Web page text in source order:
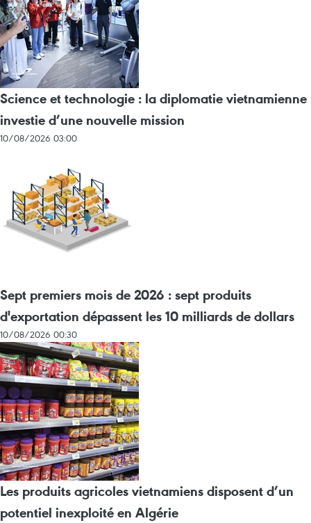
Science et technologie : la diplomatie vietnamienne
investie d’une nouvelle mission
10/08/2026 03:00
Sept premiers mois de 2026 : sept produits
d'exportation dépassent les 10 milliards de dollars
10/08/2026 00:30
Les produits agricoles vietnamiens disposent d’un
potentiel inexploité en Algérie